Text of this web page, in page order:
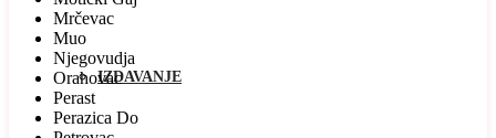
IZDAVANJE
Mrčevac
Muo
Njegovudja
Orahovac
Perast
Perazica Do